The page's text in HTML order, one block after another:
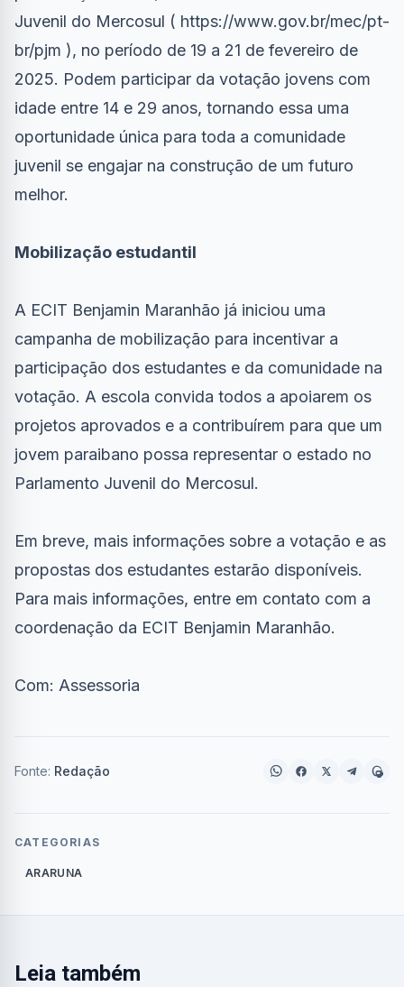
Juvenil do Mercosul ( https://www.gov.br/mec/pt-
br/pjm ), no período de 19 a 21 de fevereiro de
2025. Podem participar da votação jovens com
idade entre 14 e 29 anos, tornando essa uma
oportunidade única para toda a comunidade
juvenil se engajar na construção de um futuro
melhor.
Mobilização estudantil
A ECIT Benjamin Maranhão já iniciou uma
campanha de mobilização para incentivar a
participação dos estudantes e da comunidade na
votação. A escola convida todos a apoiarem os
projetos aprovados e a contribuírem para que um
jovem paraibano possa representar o estado no
Parlamento Juvenil do Mercosul.
Em breve, mais informações sobre a votação e as
propostas dos estudantes estarão disponíveis.
Para mais informações, entre em contato com a
coordenação da ECIT Benjamin Maranhão.
Com: Assessoria
Fonte: Redação
CATEGORIAS
ARARUNA
Leia também